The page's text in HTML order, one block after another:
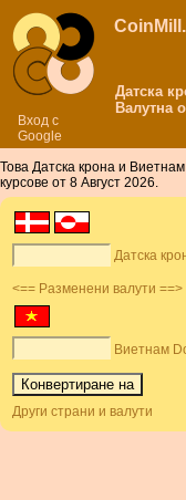
Вход с
Google
Датска
Валутна
Това Датска крона и
курсове от 8 Август 2026.
Датска
<== Разменени валути ==>
Виетнам
Други страни и валути